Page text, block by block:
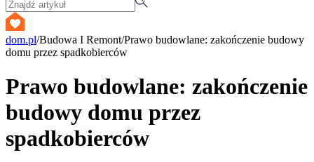
dom.pl/Budowa I Remont/Prawo budowlane: zakończenie budowy
domu przez spadkobierców
Prawo budowlane: zakończenie
budowy domu przez
spadkobierców